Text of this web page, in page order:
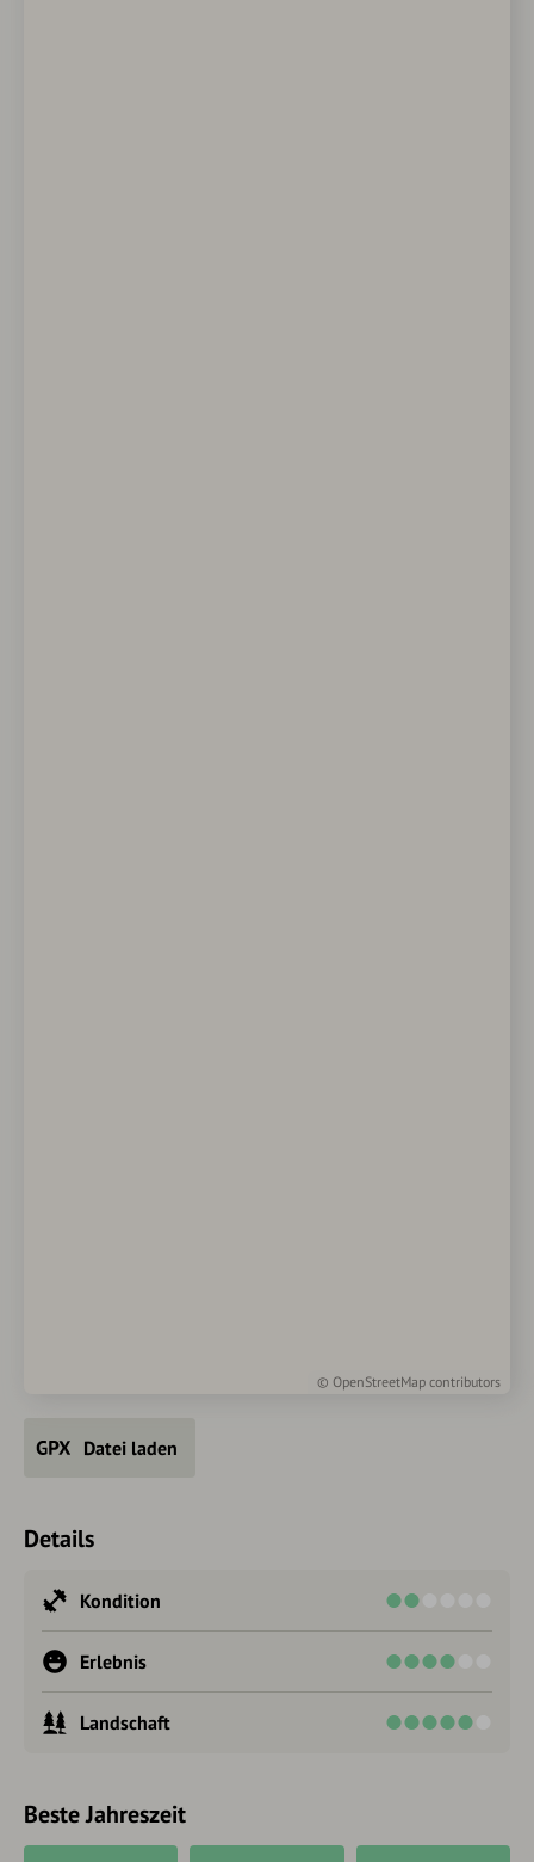
© OpenStreetMap contributors
Datei laden
Details
Kondition
Erlebnis
Landschaft
Beste Jahreszeit